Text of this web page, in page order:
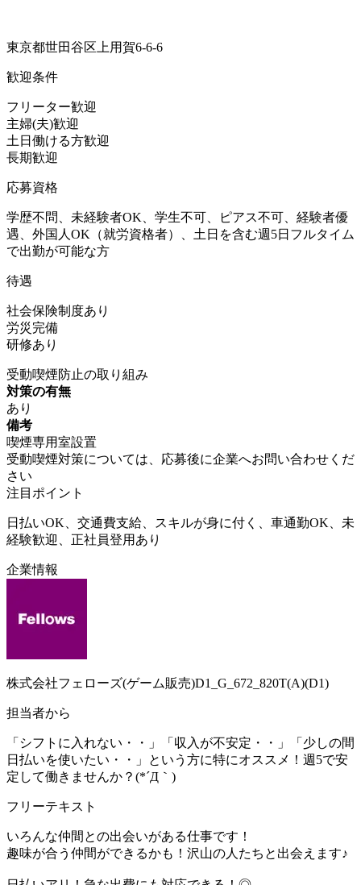
東京都世田谷区上用賀6-6-6
歓迎条件
フリーター歓迎
主婦(夫)歓迎
土日働ける方歓迎
長期歓迎
応募資格
学歴不問、未経験者OK、学生不可、ピアス不可、経験者優
遇、外国人OK（就労資格者）、土日を含む週5日フルタイム
で出勤が可能な方
待遇
社会保険制度あり
労災完備
研修あり
受動喫煙防止の取り組み
対策の有無
あり
備考
喫煙専用室設置
受動喫煙対策については、応募後に企業へお問い合わせくだ
さい
注目ポイント
日払いOK、交通費支給、スキルが身に付く、車通勤OK、未
経験歓迎、正社員登用あり
企業情報
株式会社フェローズ(ゲーム販売)D1_G_672_820T(A)(D1)
担当者から
「シフトに入れない・・」「収入が不安定・・」「少しの間
日払いを使いたい・・」という方に特にオススメ！週5で安
定して働きませんか？(*´Д｀)
フリーテキスト
いろんな仲間との出会いがある仕事です！
趣味が合う仲間ができるかも！沢山の人たちと出会えます♪